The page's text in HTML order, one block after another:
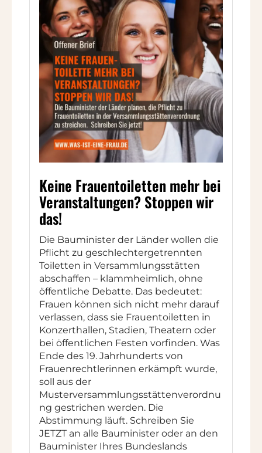
Keine Frauentoiletten mehr bei
Veranstaltungen? Stoppen wir
das!
Die Bauminister der Länder wollen die
Pflicht zu geschlechtergetrennten
Toiletten in Versammlungsstätten
abschaffen – klammheimlich, ohne
öffentliche Debatte. Das bedeutet:
Frauen können sich nicht mehr darauf
verlassen, dass sie Frauentoiletten in
Konzerthallen, Stadien, Theatern oder
bei öffentlichen Festen vorfinden. Was
Ende des 19. Jahrhunderts von
Frauenrechtlerinnen erkämpft wurde,
soll aus der
Musterversammlungsstättenverordnu
ng gestrichen werden. Die
Abstimmung läuft. Schreiben Sie
JETZT an alle Bauminister oder an den
Bauminister Ihres Bundeslands